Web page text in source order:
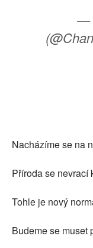
—
Nacházíme se na
Příroda se nevrací
Tohle je nový
Budeme se muset